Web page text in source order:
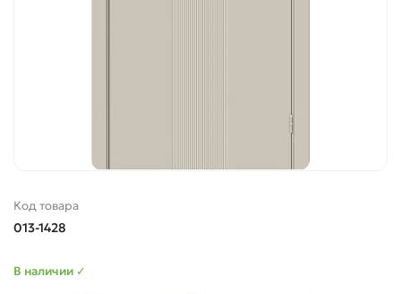
Код товара
013-1428
В наличии ✓